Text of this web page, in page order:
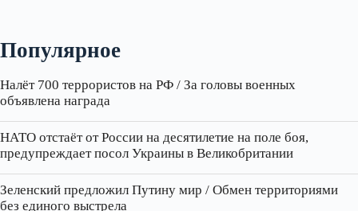
Популярное
Налёт 700 террористов на РФ / За головы военных
объявлена награда
НАТО отстаёт от России на десятилетие на поле боя,
предупреждает посол Украины в Великобритании
Зеленский предложил Путину мир / Обмен территориями
без единого выстрела